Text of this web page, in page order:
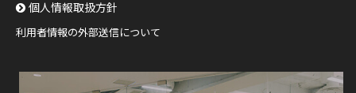
個人情報取扱方針
利用者情報の外部送信について